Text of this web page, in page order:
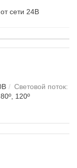
сети 24В
Световой поток:
120º